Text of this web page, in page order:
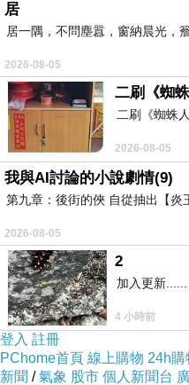
居
居一隅，不問塵囂，窗納晨光，
2026-08-05
二刷《蜘
二刷《蜘蛛
2026-08-05
我與AI討論的小說劇情(9)
第九章：後街的俠 自從抽出【炎
2026-08-05
2
加入更新......
4 小時前
登入 註冊
PChome首頁 線上購物 24h購
新聞 /氣象 股市 個人新聞台